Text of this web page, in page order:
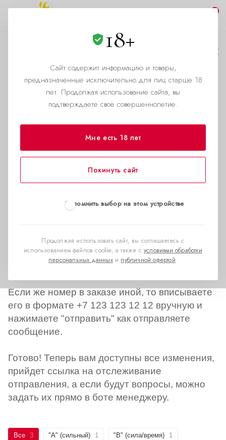
18+
Сайт содержит информацию и товары,
предназначенные исключительно для лиц старше 18
лет. Продолжая использование сайта, вы
подтверждаете своё совершеннолетие.
Мне есть 18 лет
Покинуть сайт
Запомнить выбор на этом устройстве
Продолжая использовать сайт, вы соглашаетесь с
использованием файлов cookie, а также сусловиями обработки
персональных данныхи публичной офертой.
Уведомления в
Телеграмм ✅
Главная страница Новости
Уведомления в телеграмм можно включить
подписавшись на бота@poppersinfobot
Далее
подтвердить
Если к нему привязан телеграмм, нажимаете
на нижнюю кнопку (отправить телефон)
Если же номер в заказе иной, то вписываете
его в формате +7 123 123 12 12 вручную и
нажимаете "отправить" как отправляете
сообщение.
Готово! Теперь вам доступны все изменения,
прийдет ссылка на отслеживание
отправления, а если будут вопросы, можно
задать их прямо в боте менеджеру.
Все 3 "А" (сильный) 1 "B" (сила/время) 1